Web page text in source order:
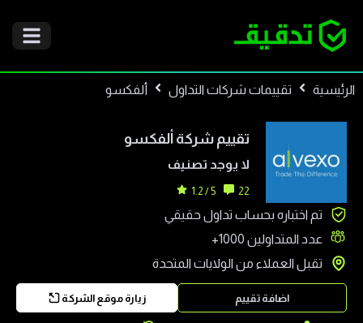
الرئيسية تقييمات شركات التداول ألفكسو
تقييم شركة ألفكسو
لا يوجد تصنيف
22
5 / 1.2
تم اختباره بحساب تداول حقيقي
عدد المتداولين 1000+
تقبل العملاء من الولايات المتحدة
زيارة موقع الشركة اضافة تقييم